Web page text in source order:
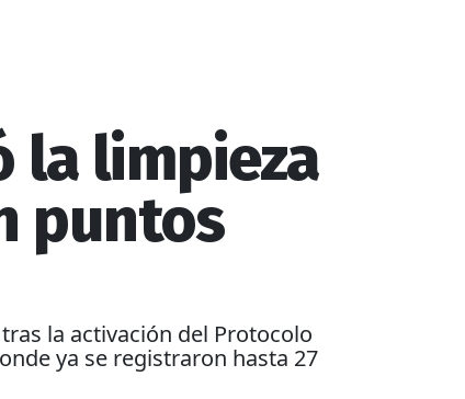
la limpieza
puntos
la activación del Protocolo
ya se registraron hasta 27